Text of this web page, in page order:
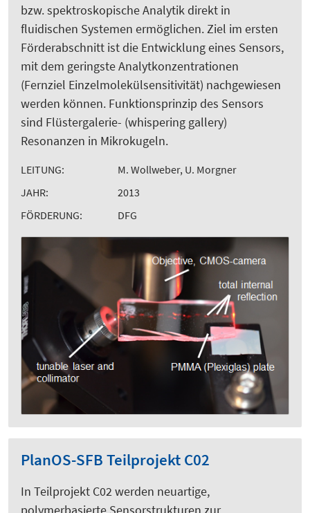
bzw. spektroskopische Analytik direkt in
fluidischen Systemen ermöglichen. Ziel im ersten
Förderabschnitt ist die Entwicklung eines Sensors,
mit dem geringste Analytkonzentrationen
(Fernziel Einzelmolekülsensitivität) nachgewiesen
werden können. Funktionsprinzip des Sensors
sind Flüstergalerie- (whispering gallery)
Resonanzen in Mikrokugeln.
LEITUNG:
M. Wollweber, U. Morgner
JAHR:
2013
FÖRDERUNG:
DFG
PlanOS-SFB Teilprojekt C02
In Teilprojekt C02 werden neuartige,